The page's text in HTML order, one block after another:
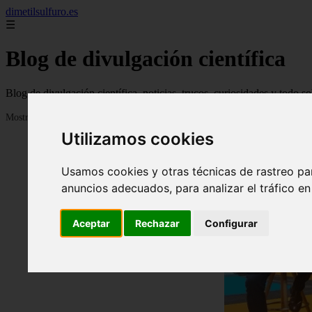
Utilizamos cookies
Usamos cookies y otras técnicas de rastreo
anuncios adecuados, para analizar el tráfico
Aceptar Rechazar Configurar
dimetilsulfuro.es
☰
Blog de divulgación científica
Blog de divulgación científica, noticias, trucos, curiosidades y todo
Mostrando 1 - 24 de 907 artículos